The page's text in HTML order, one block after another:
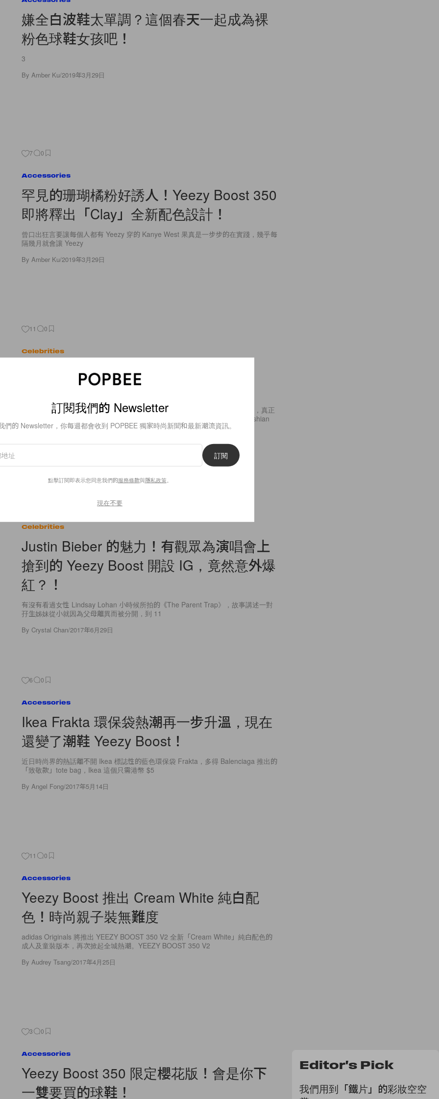
嫌全白波鞋太單調？這個春天一起成為裸
粉色球鞋女孩吧！
3
By Amber Ku/2019年3月29日
7 0
Accessories
罕見的珊瑚橘粉好誘人！Yeezy Boost 350
即將釋出「Clay」全新配色設計！
曾口出狂言要讓每個人都有 Yeezy 穿的 Kanye West 果真是一步步的在實踐，幾乎每
隔幾月就會讓 Yeezy
By Amber Ku/2019年3月29日
11 0
Celebrities
最新網紅時代！他們經已取代了
Kardashian 姊妹成為網絡熱話！
近年興起「KOL」這個新詞，意思即是意見領袖。說到可以在網絡動員其他人，真正
影響潮流的網絡紅人，當然少不了 Kardashian 一家姊妹吧！光是 Kim Kardashian
一人就擁有超過 1
ByCrystal Chan/2018年9月11日
Celebrities
Justin Bieber 的魅力！有觀眾為演唱會上
搶到的 Yeezy Boost 開設 IG，竟然意外爆
紅？！
有沒有看過女性 Lindsay Lohan 小時候所拍的《The Parent Trap》，故事講述一對
孖生姊妹從小就因為父母離異而被分開，到 11
By Crystal Chan/2017年6月29日
6 0
Accessories
Ikea Frakta 環保袋熱潮再一步升溫，現在
還變了潮鞋 Yeezy Boost！
近日時尚界的熱話離不開 Ikea 標誌性的藍色環保袋 Frakta，多得 Balenciaga 推出的
「致敬款」tote bag，Ikea 這個只需港幣 $5
By Angel Fong/2017年5月14日
11 0
Accessories
Yeezy Boost 推出 Cream White 純白配
色！時尚親子裝無難度
adidas Originals 將推出 YEEZY BOOST 350 V2 全新「Cream White」純白配色的
成人及童裝版本，再次掀起全城熱潮。YEEZY BOOST 350 V2
By Audrey Tsang/2017年4月25日
3 0
Accessories
Yeezy Boost 350 限定櫻花版！會是你下
一雙要買的球鞋！
Editor's Pick
我們用到「鐵片」的彩妝空空
訂閱我們的 Newsletter
們的 Newsletter，你每週都會收到 POPBEE 獨家時尚新聞和最新潮流資訊。
訂閱
點擊訂閱即表示您同意我們的服務條款與隱私政策。
現在不要